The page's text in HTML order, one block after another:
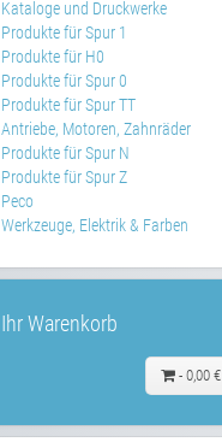
Kataloge und Druckwerke
Produkte für Spur 1
Produkte für H0
Produkte für Spur 0
Produkte für Spur TT
Antriebe, Motoren, Zahnräder
Produkte für Spur N
Produkte für Spur Z
Peco
Werkzeuge, Elektrik & Farben
Ihr Warenkorb
- 0,00 €